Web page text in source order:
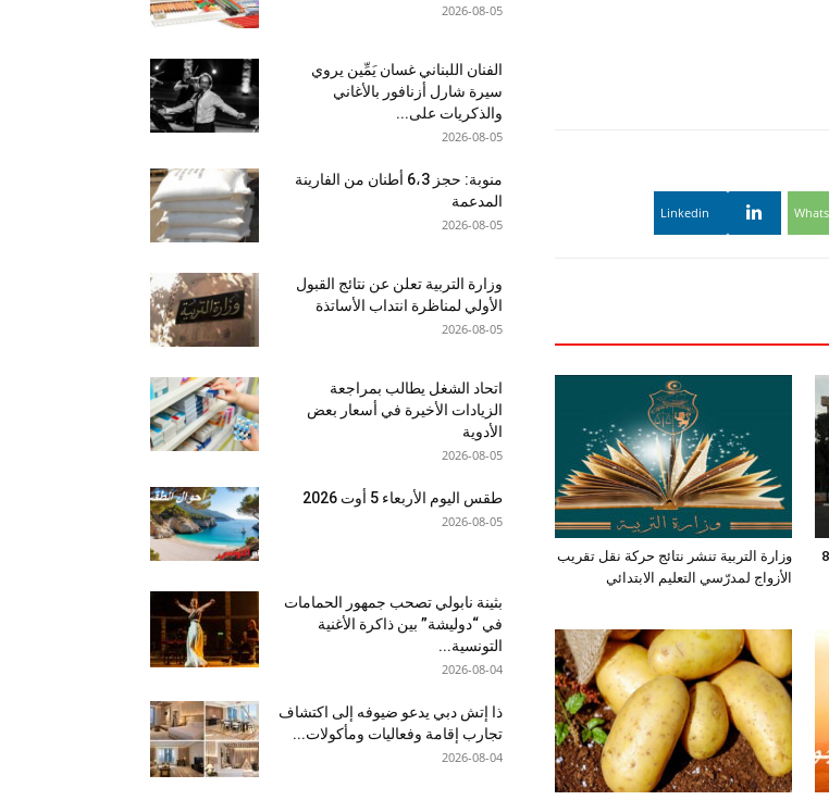
Linkedin
وزارة التربية تنشر نتائج حركة نقل تقريب
الأزواج لمدرّسي التعليم الابتدائي
صندوق حماية المناطق السياحية يرصد 8
2026-08-05
الفنان اللبناني غسان يَمِّين يروي
سيرة شارل أزنافور بالأغاني
والذكريات على...
2026-08-05
منوبة: حجز 6،3 أطنان من الفارينة
المدعمة
2026-08-05
وزارة التربية تعلن عن نتائج القبول
الأولي لمناظرة انتداب الأساتذة
2026-08-05
اتحاد الشغل يطالب بمراجعة
الزيادات الأخيرة في أسعار بعض
الأدوية
2026-08-05
طقس اليوم الأربعاء 5 أوت 2026
2026-08-05
بثينة نابولي تصحب جمهور الحمامات
في “دوليشة” بين ذاكرة الأغنية
التونسية...
2026-08-04
ذا إتش دبي يدعو ضيوفه إلى اكتشاف
تجارب إقامة وفعاليات ومأكولات...
2026-08-04